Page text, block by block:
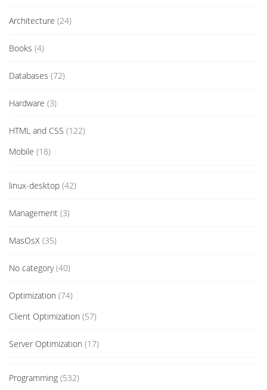
Architecture (24)
Books (4)
Databases (72)
Hardware (3)
HTML and CSS (122)
Mobile (18)
linux-desktop (42)
Management (3)
MasOsX (35)
No category(40)
Optimization (74)
Client Optimization (57)
Server Optimization (17)
Programming (532)